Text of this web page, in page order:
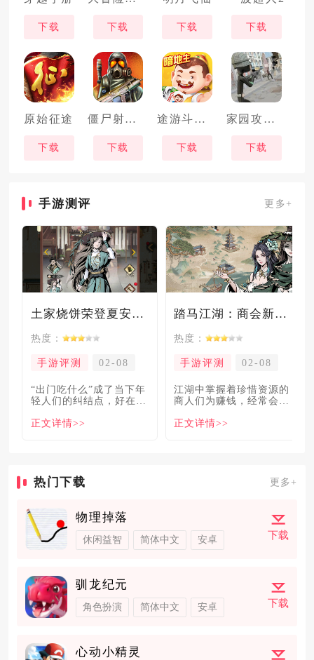
下载 下载 下载 下载
原始征途
下载
僵尸射手僵尸生存
下载
途游斗地主
下载
家园攻防战
下载
手游测评 更多+
土家烧饼荣登夏安必吃榜？烧饼西施摇身成流量网红！
热度：
手游评测 02-08
“出门吃什么”成了当下年
轻人们的纠结点，好在美
解
正文详情>>
踏马江湖：商会新玩法坑惨奸商，拼多多砍一砍洗脑夏安！
热度：
手游评测 02-08
​江湖中掌握着珍惜资源的
商人们为赚钱，经常会让
倍，
正文详情>>
热门下载 更多+
物理掉落
休闲益智 简体中文 安卓 下载
驯龙纪元
角色扮演 简体中文 安卓 下载
心动小精灵